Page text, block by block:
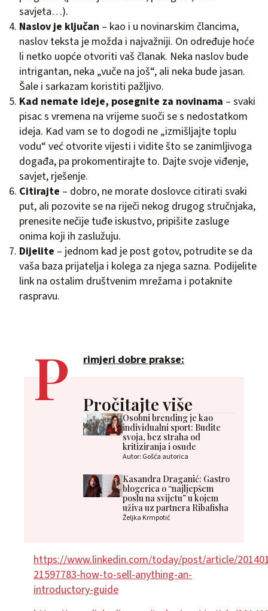
savjeta…).
Naslov je ključan – kao i u novinarskim člancima,
naslov teksta je možda i najvažniji. On određuje hoće
li netko uopće otvoriti vaš članak. Neka naslov bude
intrigantan, neka „vuče na još“, ali neka bude jasan.
Šale i sarkazam koristiti pažljivo.
Kad nemate ideje, posegnite za novinama – svaki
pisac s vremena na vrijeme suoči se s nedostatkom
ideja. Kad vam se to dogodi ne „izmišljajte toplu
vodu“ već otvorite vijesti i vidite što se zanimljivoga
događa, pa prokomentirajte to. Dajte svoje viđenje,
savjet, rješenje.
Citirajte – dobro, ne morate doslovce citirati svaki
put, ali pozovite se na riječi nekog drugog stručnjaka,
prenesite nečije tuđe iskustvo, pripišite zasluge
onima koji ih zaslužuju.
Dijelite – jednom kad je post gotov, potrudite se da
vaša baza prijatelja i kolega za njega sazna. Podijelite
link na ostalim društvenim mrežama i potaknite
raspravu.
P rimjeri dobre prakse:
Pročitajte više
Osobni brending je kao
individualni sport: Budite
svoja, bez straha od
kritiziranja i osude
Autor: Gošća autorica
Kasandra Draganić: Gastro
blogerica o “najljepšem
poslu na svijetu” u kojem
uživa uz partnera Ribafisha
Željka Krmpotić
https://www.linkedin.com/today/post/article/
21597783-how-to-sell-anything-an-
introductory-guide